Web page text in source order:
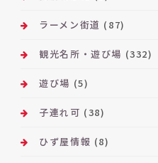
ラーメン街道 (87)
観光名所・遊び場 (332)
遊び場 (5)
子連れ可 (38)
ひず屋情報 (8)